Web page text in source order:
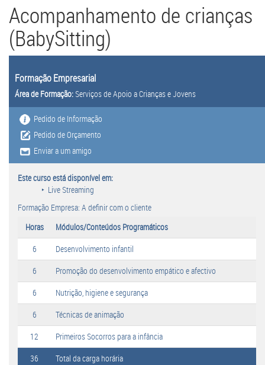
Acompanhamento de crianças
(BabySitting)
Formação Empresarial
Área de Formação: Serviços de Apoio a Crianças e Jovens
Pedido de Informação
Pedido de Orçamento
Enviar a um amigo
Este curso está disponível em:
Live Streaming
Formação Empresa: A definir com o cliente
Horas
Módulos/Conteúdos Programáticos
6
Desenvolvimento infantil
6
Promoção do desenvolvimento empático e afectivo
6
Nutrição, higiene e segurança
6
Técnicas de animação
12
Primeiros Socorros para a infância
36
Total da carga horária